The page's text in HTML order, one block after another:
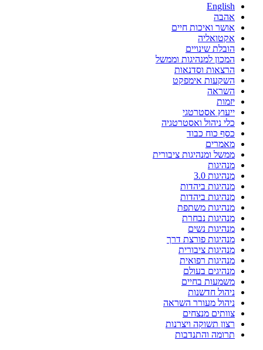
English
אהבה
אושר ואיכות חיים
אקטואליה
הובלת שינויים
המכון למנהיגות וממשל
הרצאות וסדנאות
השקעות אימפקט
השראה
יזמות
ייעוץ אסטרטגי
כלי ניהול ואסטרטגיה
כסף כוח כבוד
מאמרים
ממשל ומנהיגות ציבורית
מנהיגות
מנהיגות 3.0
מנהיגות ביהדות
מנהיגות ביהדות
מנהיגות משתפת
מנהיגות נבחרת
מנהיגות נשים
מנהיגות פורצת דרך
מנהיגות ציבורית
מנהיגות רפואית
מנהיגים בעולם
משמעות בחיים
ניהול חדשנות
ניהול מעורר השראה
צוותים מנצחים
רצון תשוקה ויצרנות
תרומה והתנדבות